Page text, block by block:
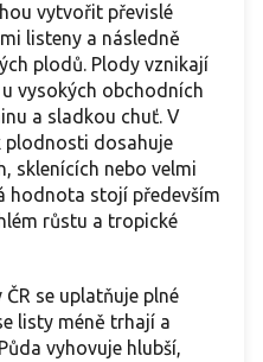
vytvořit převislé
listeny a následně
plodů. Plody vznikají
vysokých obchodních
a sladkou chuť. V
plodnosti dosahuje
sklenících nebo velmi
hodnota stojí především
růstu a tropické
se uplatňuje plné
listy méně trhají a
vyhovuje hlubší,